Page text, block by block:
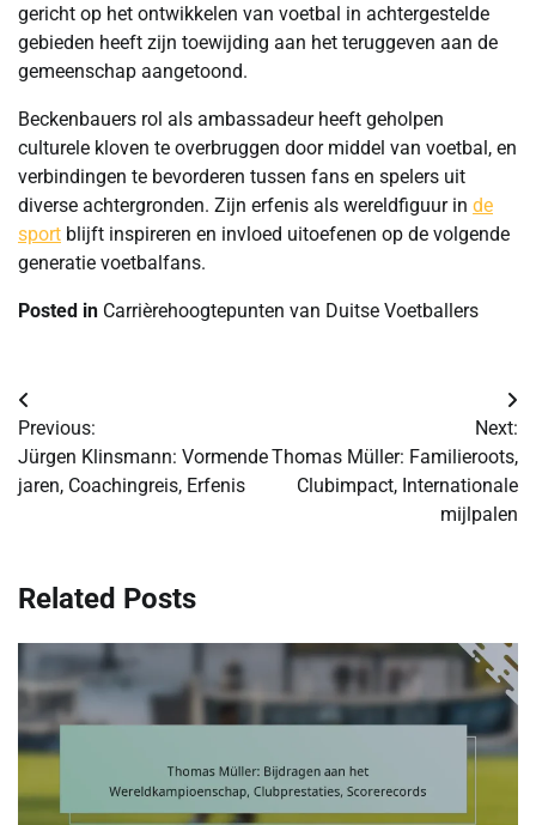
gericht op het ontwikkelen van voetbal in achtergestelde
gebieden heeft zijn toewijding aan het teruggeven aan de
gemeenschap aangetoond.
Beckenbauers rol als ambassadeur heeft geholpen
culturele kloven te overbruggen door middel van voetbal, en
verbindingen te bevorderen tussen fans en spelers uit
diverse achtergronden. Zijn erfenis als wereldfiguur in de
sport blijft inspireren en invloed uitoefenen op de volgende
generatie voetbalfans.
Posted in Carrièrehoogtepunten van Duitse Voetballers
Post
navigation
Previous:
Jürgen Klinsmann: Vormende
jaren, Coachingreis, Erfenis
Next:
Thomas Müller: Familieroots,
Clubimpact, Internationale
mijlpalen
Related Posts